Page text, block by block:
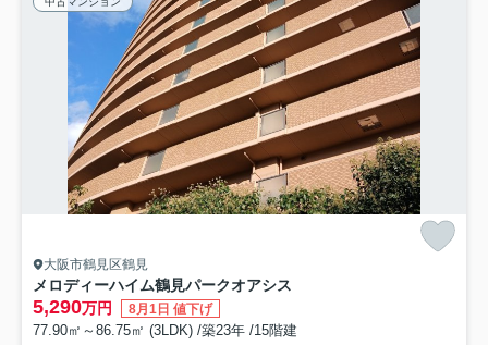
大阪市鶴見区鶴見
メロディーハイム鶴見パークオアシス
5,290万円 8月1日 値下げ
77.90㎡～86.75㎡ (3LDK) /築23年 /15階建